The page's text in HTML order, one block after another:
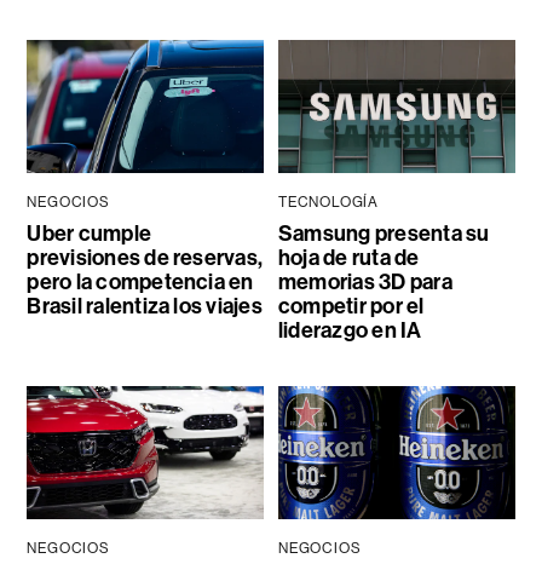
NEGOCIOS
Uber cumple
previsiones de reservas,
pero la competencia en
Brasil ralentiza los viajes
TECNOLOGÍA
Samsung presenta su
hoja de ruta de
memorias 3D para
competir por el
liderazgo en IA
NEGOCIOS NEGOCIOS